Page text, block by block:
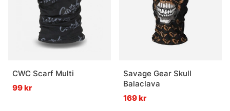
CWC Scarf Multi
99 kr
Savage Gear Skull
Balaclava
169 kr